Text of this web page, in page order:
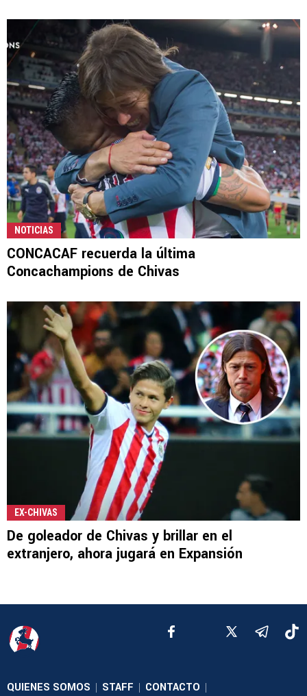
NOTICIAS
CONCACAF recuerda la última
Concachampions de Chivas
EX-CHIVAS
De goleador de Chivas y brillar en el
extranjero, ahora jugará en Expansión
QUIENES SOMOS | STAFF | CONTACTO |